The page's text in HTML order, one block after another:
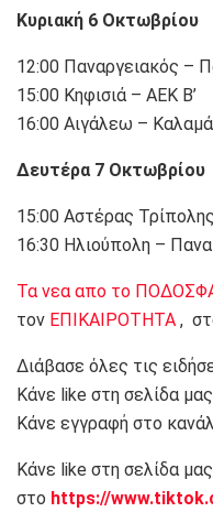
Κυριακή 6 Οκτωβρίου
12:00 Παναργειακός –
15:00 Κηφισιά – ΑΕΚ Β’
16:00 Αιγάλεω –
Δευτέρα 7 Οκτωβρίου
15:00 Αστέρας
16:30 Ηλιούπολη –
Τα νεα απο το
τον ΕΠΙΚΑΙΡΟΤΗΤΑ ,
Διάβασε όλες τις
Κάνε like στη σελίδα
Κάνε εγγραφή στο
Κάνε like στη σελίδα μας
στο https://